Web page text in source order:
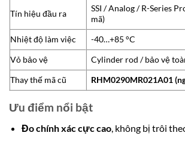
Tín hiệu đầu ra
SSI / Analog / R-Series
mã)
Nhiệt độ làm việc
-40…+85 °C
Vỏ bảo vệ
Cylinder rod / bảo vệ
Thay thế mã cũ
RHM0290MR021A01
Ưu điểm nổi bật
Đo chính xác cực cao, không bị trôi